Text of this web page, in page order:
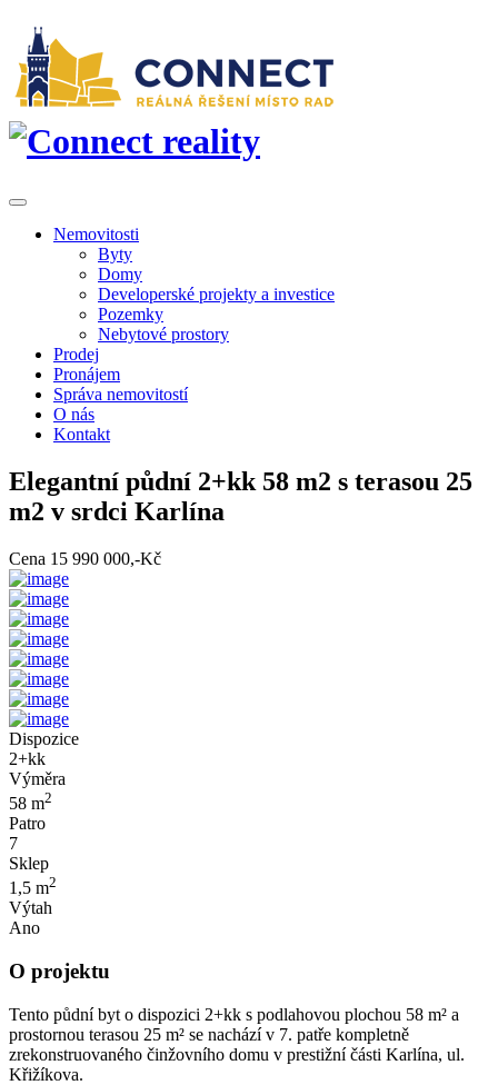
Nemovitosti
Byty
Domy
Developerské projekty a investice
Pozemky
Nebytové prostory
Prodej
Pronájem
Správa nemovitostí
O nás
Kontakt
Elegantní půdní 2+kk 58 m2 s terasou 25
m2 v srdci Karlína
Cena 15 990 000,-Kč
Dispozice
2+kk
Výměra
58 m2
Patro
7
Sklep
1,5 m2
Výtah
Ano
O projektu
Tento půdní byt o dispozici 2+kk s podlahovou plochou 58 m² a
prostornou terasou 25 m² se nachází v 7. patře kompletně
zrekonstruovaného činžovního domu v prestižní části Karlína, ul.
Křižíkova.